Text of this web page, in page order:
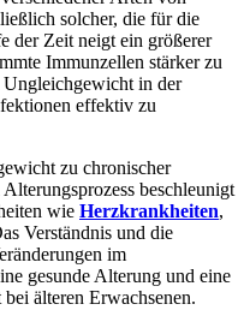
solcher, die für die
der Zeit neigt ein größerer
Immunzellen stärker zu
Ungleichgewicht in der
effektiv zu
zu chronischer
beschleunigt
wie Herzkrankheiten,
Verständnis und die
im
gesunde Alterung und eine
älteren Erwachsenen.